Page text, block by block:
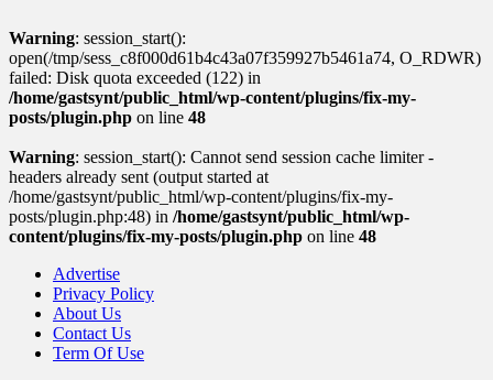
Warning: session_start():
open(/tmp/sess_c8f000d61b4c43a07f359927b5461a74, O_RDWR)
failed: Disk quota exceeded (122) in
/home/gastsynt/public_html/wp-content/plugins/fix-my-
posts/plugin.php on line 48
Warning: session_start(): Cannot send session cache limiter -
headers already sent (output started at
/home/gastsynt/public_html/wp-content/plugins/fix-my-
posts/plugin.php:48) in /home/gastsynt/public_html/wp-
content/plugins/fix-my-posts/plugin.php on line 48
Advertise
Privacy Policy
About Us
Contact Us
Term Of Use